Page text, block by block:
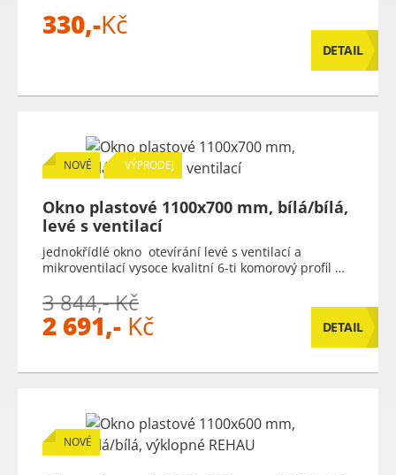
330,-Kč
DETAIL
NOVÉ VÝPRODEJ
Okno plastové 1100x700 mm, bílá/bílá,
levé s ventilací
jednokřídlé okno otevírání levé s ventilací a
mikroventilací vysoce kvalitní 6-ti komorový profil …
3 844,- Kč
2 691,- Kč DETAIL
NOVÉ